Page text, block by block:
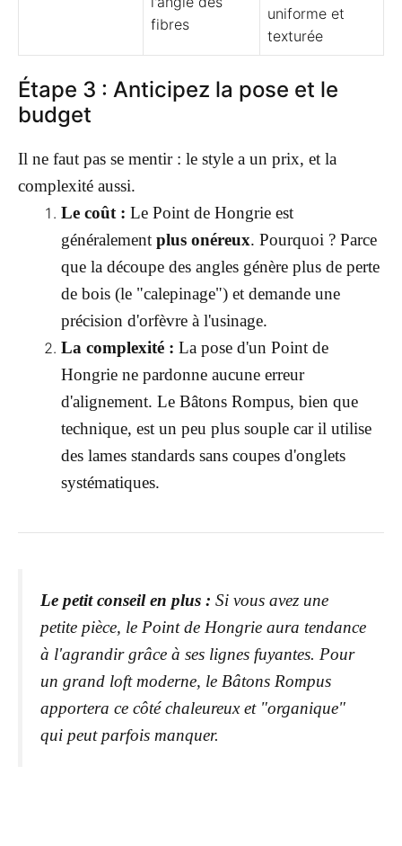
fibres
uniforme et
texturée
Étape 3 : Anticipez la pose et le
budget
Il ne faut pas se mentir : le style a un prix, et la
complexité aussi.
Le coût : Le Point de Hongrie est
généralement plus onéreux. Pourquoi ? Parce
que la découpe des angles génère plus de perte
de bois (le "calepinage") et demande une
précision d'orfèvre à l'usinage.
La complexité : La pose d'un Point de
Hongrie ne pardonne aucune erreur
d'alignement. Le Bâtons Rompus, bien que
technique, est un peu plus souple car il utilise
des lames standards sans coupes d'onglets
systématiques.
Le petit conseil en plus : Si vous avez une
petite pièce, le Point de Hongrie aura tendance
à l'agrandir grâce à ses lignes fuyantes. Pour
un grand loft moderne, le Bâtons Rompus
apportera ce côté chaleureux et "organique"
qui peut parfois manquer.